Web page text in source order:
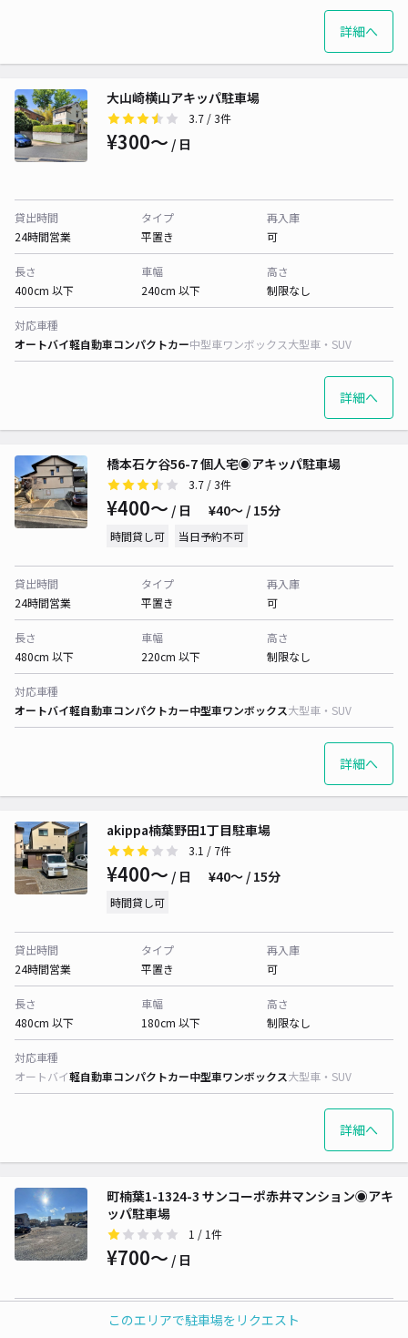
このエリアで駐車場をリクエスト
詳細へ
大山崎横山アキッパ駐車場
3.7 / 3件
¥300〜 / 日
貸出時間
24時間営業
タイプ
平置き
再入庫
可
長さ
400cm 以下
車幅
240cm 以下
高さ
制限なし
対応車種
オートバイ軽自動車コンパクトカー中型車ワンボックス大型車・SUV
詳細へ
橋本石ケ谷56-7 個人宅◉アキッパ駐車場
3.7 / 3件
¥400〜 / 日 ¥40〜 / 15分
時間貸し可 当日予約不可
貸出時間
24時間営業
タイプ
平置き
再入庫
可
長さ
480cm 以下
車幅
220cm 以下
高さ
制限なし
対応車種
オートバイ軽自動車コンパクトカー中型車ワンボックス大型車・SUV
詳細へ
akippa楠葉野田1丁目駐車場
3.1 / 7件
¥400〜 / 日 ¥40〜 / 15分
時間貸し可
貸出時間
24時間営業
タイプ
平置き
再入庫
可
長さ
480cm 以下
車幅
180cm 以下
高さ
制限なし
対応車種
オートバイ軽自動車コンパクトカー中型車ワンボックス大型車・SUV
詳細へ
町楠葉1-1324-3 サンコーポ赤井マンション◉アキ
ッパ駐車場
1 / 1件
¥700〜 / 日
タイプ
再入庫